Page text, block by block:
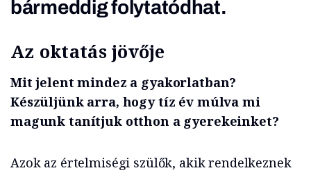
bármeddig folytatódhat.
Az oktatás jövője
Mit jelent mindez a gyakorlatban?
Készüljünk arra, hogy tíz év múlva mi
magunk tanítjuk otthon a gyerekeinket?
Azok az értelmiségi szülők, akik rendelkeznek